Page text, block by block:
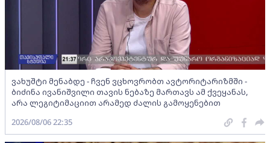
ვახუშტი მენაბდე - ჩვენ ვცხოვრობთ ავტორიტარიზმში -
ბიძინა ივანიშვილი თავის ნებაზე მართავს ამ ქვეყანას,
არა ლეგიტიმაციით არამედ ძალის გამოყენებით
2026/08/06 22:35